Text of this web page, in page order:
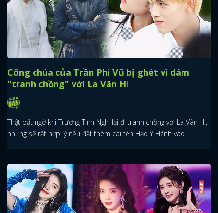
Công chúa của Trần Phi Vũ bị ghét vì dám
"tranh chồng" với La Vân Hi
Thật bất ngờ khi Trương Tịnh Nghi lại đi tranh chồng với La Vân Hi,
nhưng sẽ rất hợp lý nếu đặt thêm cái tên Hạo Y Hành vào.